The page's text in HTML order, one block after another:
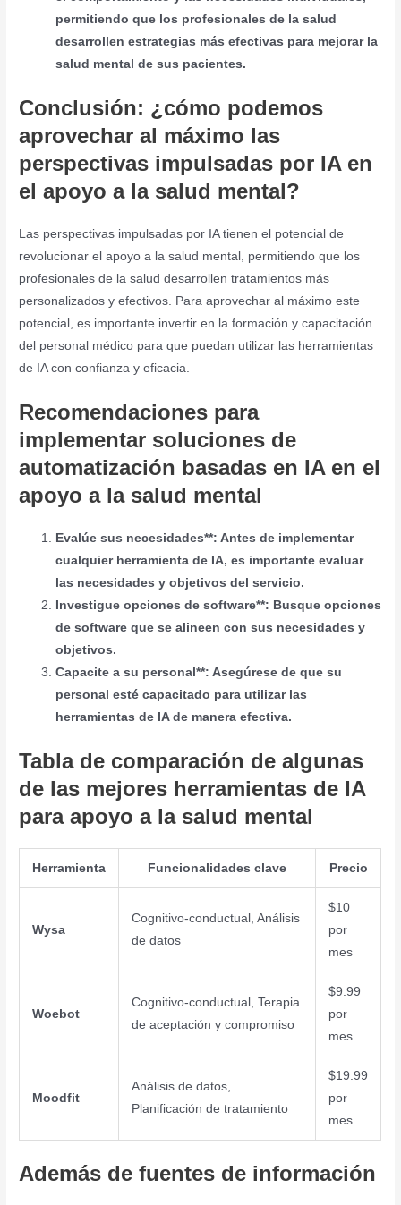
permitiendo que los profesionales de la salud
desarrollen estrategias más efectivas para mejorar la
salud mental de sus pacientes.
Conclusión: ¿cómo podemos
aprovechar al máximo las
perspectivas impulsadas por IA en
el apoyo a la salud mental?
Las perspectivas impulsadas por IA tienen el potencial de
revolucionar el apoyo a la salud mental, permitiendo que los
profesionales de la salud desarrollen tratamientos más
personalizados y efectivos. Para aprovechar al máximo este
potencial, es importante invertir en la formación y capacitación
del personal médico para que puedan utilizar las herramientas
de IA con confianza y eficacia.
Recomendaciones para
implementar soluciones de
automatización basadas en IA en el
apoyo a la salud mental
Evalúe sus necesidades**: Antes de implementar
cualquier herramienta de IA, es importante evaluar
las necesidades y objetivos del servicio.
Investigue opciones de software**: Busque opciones
de software que se alineen con sus necesidades y
objetivos.
Capacite a su personal**: Asegúrese de que su
personal esté capacitado para utilizar las
herramientas de IA de manera efectiva.
Tabla de comparación de algunas
de las mejores herramientas de IA
para apoyo a la salud mental
Herramienta Funcionalidades clave Precio
Wysa
Cognitivo-conductual, Análisis
de datos
$10
por
mes
Woebot
Cognitivo-conductual, Terapia
de aceptación y compromiso
$9.99
por
mes
Moodfit
Análisis de datos,
Planificación de tratamiento
$19.99
por
mes
Además de fuentes de información